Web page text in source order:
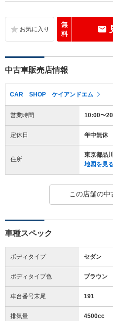
無
料
中古車販売店情報
CAR SHOP ケイアンドエム
営業時間 10:00〜
定休日 年中無休
住所
東京都品
地図を見
この店舗の
車種スペック
ボディタイプ セダン
ボディタイプ色 ブラウン
車台番号末尾 191
排気量 4500cc